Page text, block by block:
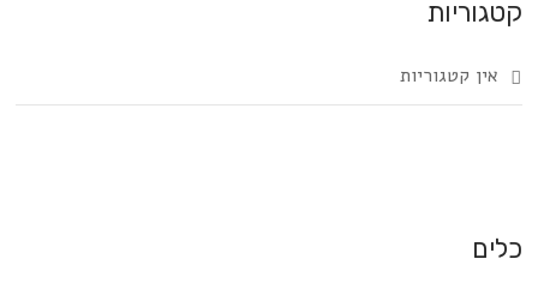
קטגוריות
אין קטגוריות
כלים